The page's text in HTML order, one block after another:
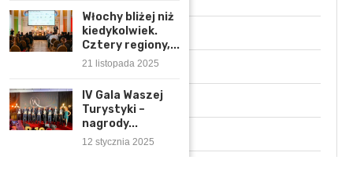
Podróże z Gwiazdami
Rozmowa z ekspertem
Świat
Włochy bliżej niż
kiedykolwiek.
Cztery regiony,...
21 listopada 2025
IV Gala Waszej
Turystyki –
nagrody...
12 stycznia 2025